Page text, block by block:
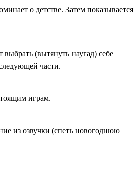
о детстве. Затем показывается
(вытянуть наугад) себе
части.
играм.
из озвучки (спеть новогоднюю